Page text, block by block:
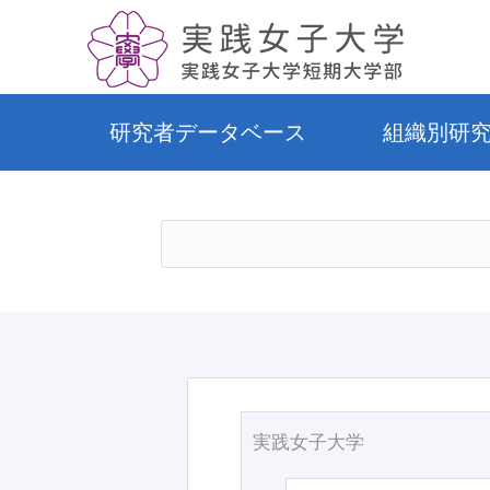
研究者データベース 組織別研
実践女子大学